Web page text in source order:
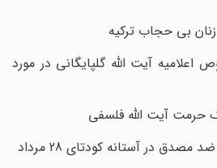
بی حجاب ترکیه
آیت الله گلپایگانی در مورد
آیت الله فلسفی
در آستانه کودتای 28 مرداد